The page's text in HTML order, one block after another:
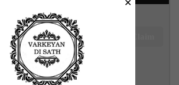
✕
Ranjit Singh Tote Bag
away to unlock!